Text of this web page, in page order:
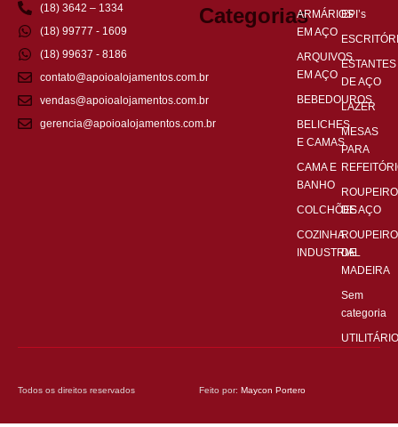
(18) 3642 – 1334
(18) 99777 - 1609
(18) 99637 - 8186
contato@apoioalojamentos.com.br
vendas@apoioalojamentos.com.br
gerencia@apoioalojamentos.com.br
CategoriasARMÁRIOS
EM AÇO
ARQUIVOS
EM AÇO
BEBEDOUROS
BELICHES
E CAMAS
CAMA E
BANHO
COLCHÕES
COZINHA
INDUSTRIAL
EPI’s
ESTANTES
DE AÇO
LAZER
MESAS
PARA
DE AÇO
DE
MADEIRA
Sem
categoria
Todos os direitos reservados Feito por: Maycon Portero